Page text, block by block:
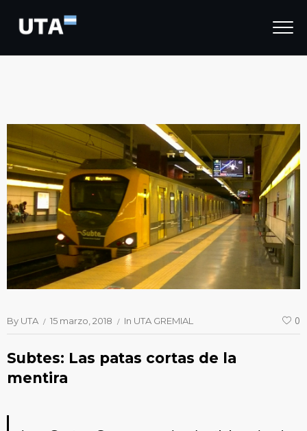
By UTA 15 marzo, 2018 In UTA GREMIAL 0
Subtes: Las patas cortas de la
mentira